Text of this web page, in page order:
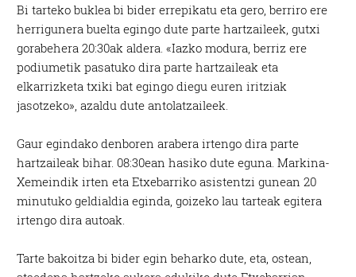
Bi tarteko buklea bi bider errepikatu eta gero, berriro ere
herrigunera buelta egingo dute parte hartzaileek, gutxi
gorabehera 20:30ak aldera. «Iazko modura, berriz ere
podiumetik pasatuko dira parte hartzaileak eta
elkarrizketa txiki bat egingo diegu euren iritziak
jasotzeko», azaldu dute antolatzaileek.
Gaur egindako denboren arabera irtengo dira parte
hartzaileak bihar. 08:30ean hasiko dute eguna. Markina-
Xemeindik irten eta Etxebarriko asistentzi gunean 20
minutuko geldialdia eginda, goizeko lau tarteak egitera
irtengo dira autoak.
Tarte bakoitza bi bider egin beharko dute, eta, ostean,